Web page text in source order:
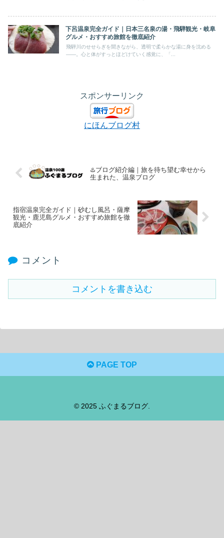
下呂温泉完全ガイド｜日本三名泉の湯・飛騨観光・岐阜
グルメ・おすすめ旅館を徹底紹介
飛騨川のせせらぎを聞きながら、透明で柔らかな湯に身を沈める
――。心と体がすっとほどけていく感覚に、「...
スポンサーリンク
にほんブログ村
♨️ブログ紹介編｜旅を待ち望む幸せから
生まれた、温泉ブログ
指宿温泉完全ガイド｜砂むし風呂・薩摩
観光・鹿児島グルメ・おすすめ旅館を徹
底紹介
コメント
コメントを書き込む
PAGE TOP
© 2025 ふぐまるブログ.